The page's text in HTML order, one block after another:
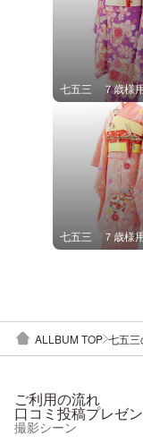
七五三 ７歳様
七五三 ７歳様
ALLBUM TOP 七五
ご利用の流れ
口コミ投稿プレゼ
撮影シーン